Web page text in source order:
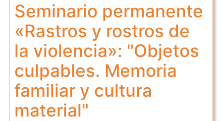
Seminario permanente
«Rastros y rostros de
la violencia»: "Objetos
culpables. Memoria
familiar y cultura
material"